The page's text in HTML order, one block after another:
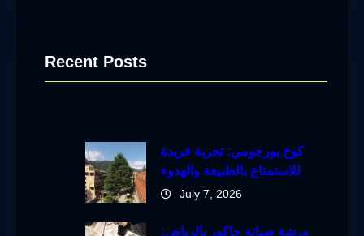
Recent Posts
كوخ بورجومي: تجربة فريدة
للاستمتاع بالطبيعة والهدوء
July 7, 2026
ورشة صيانة جاكور بالرياض: